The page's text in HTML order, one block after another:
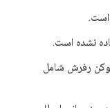
است.
نشده است.
رفرش شامل